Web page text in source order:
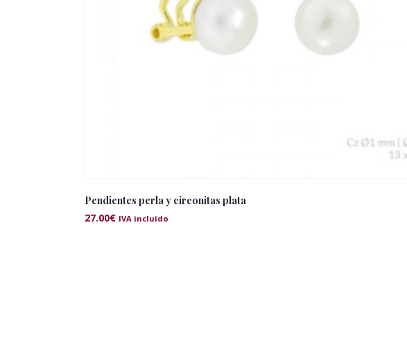
Pendientes perla y circonitas plata
27.00€ IVA incluido